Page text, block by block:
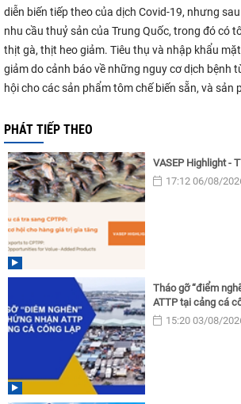
diễn biến tiếp theo của dịch Covid-19, nhưng
nhu cầu thuỷ sản của Trung Quốc, trong đó có
thịt gà, thịt heo giảm. Tiêu thụ và nhập khẩu
giảm do cảnh báo về những nguy cơ dịch bệnh
hội cho các sản phẩm tôm chế biến sẵn, và sản
PHÁT TIẾP THEO
VASEP Highlight -
17:12 06/08/
Tháo gỡ “điểm
ATTP tại cảng cá
15:20 03/08/